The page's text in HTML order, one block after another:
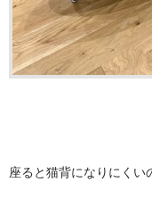
座ると猫背になりにくい